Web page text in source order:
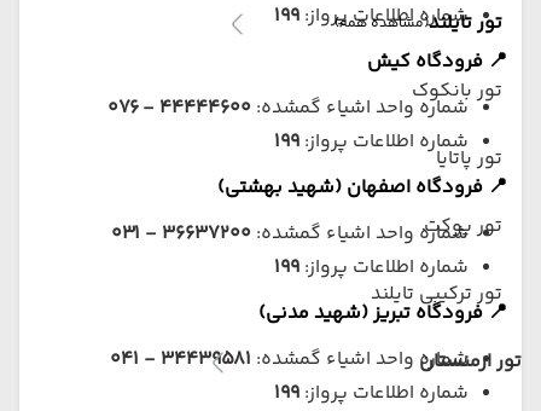
تور تایلند(مشاهده همه)
تور بانکوک
تور پاتایا
تور پوکت
تور ترکیبی تایلند
تور ارمنستان
شماره اطلاعات پرواز: ۱۹۹
📍 فرودگاه کیش
شماره واحد اشیاء گمشده: ۴۴۴۴۴۶۰۰ - ۰۷۶
شماره اطلاعات پرواز: ۱۹۹
📍 فرودگاه اصفهان (شهید بهشتی)
شماره واحد اشیاء گمشده: ۳۶۶۳۷۲۰۰ - ۰۳۱
شماره اطلاعات پرواز: ۱۹۹
📍 فرودگاه تبریز (شهید مدنی)
شماره واحد اشیاء گمشده: ۳۴۴۳۹۵۸۱ - ۰۴۱
شماره اطلاعات پرواز: ۱۹۹